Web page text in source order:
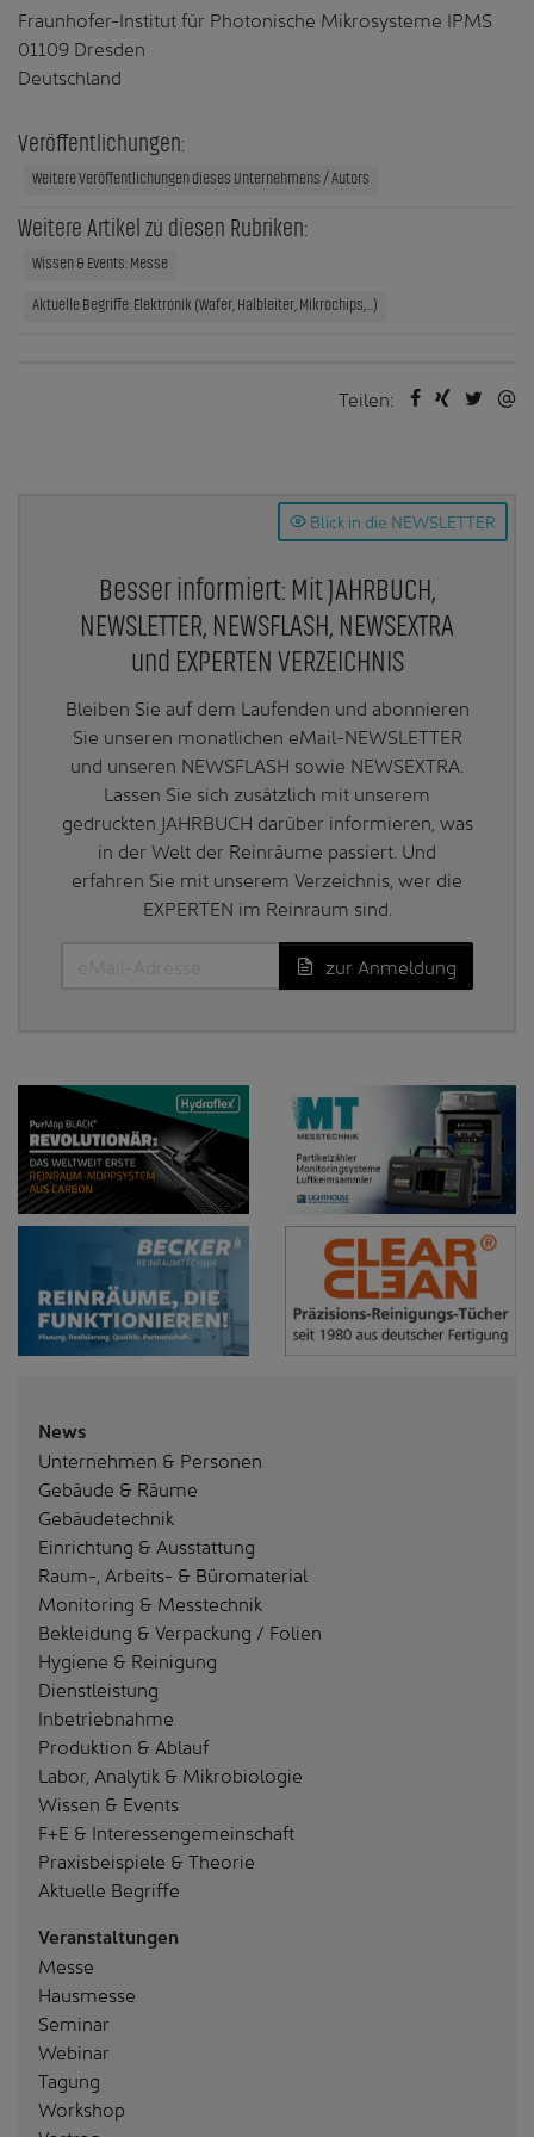
Fraunhofer-Institut für Photonische Mikrosysteme IPMS
01109 Dresden
Deutschland
Veröffentlichungen:
Weitere Veröffentlichungen dieses Unternehmens / Autors
Weitere Artikel zu diesen Rubriken:
Wissen & Events: Messe
Aktuelle Begriffe: Elektronik (Wafer, Halbleiter, Mikrochips,...)
Teilen:
Blick in die NEWSLETTER
Besser informiert: Mit JAHRBUCH,
NEWSLETTER, NEWSFLASH, NEWSEXTRA
und EXPERTEN VERZEICHNIS
Bleiben Sie auf dem Laufenden und abonnieren
Sie unseren monatlichen eMail-NEWSLETTER
und unseren NEWSFLASH sowie NEWSEXTRA.
Lassen Sie sich zusätzlich mit unserem
gedruckten JAHRBUCH darüber informieren, was
in der Welt der Reinräume passiert. Und
erfahren Sie mit unserem Verzeichnis, wer die
EXPERTEN im Reinraum sind.
zur Anmeldung
News
Unternehmen & Personen
Gebäude & Räume
Gebäudetechnik
Einrichtung & Ausstattung
Raum-, Arbeits- & Büromaterial
Monitoring & Messtechnik
Bekleidung & Verpackung / Folien
Hygiene & Reinigung
Dienstleistung
Inbetriebnahme
Produktion & Ablauf
Labor, Analytik & Mikrobiologie
Wissen & Events
F+E & Interessengemeinschaft
Praxisbeispiele & Theorie
Aktuelle Begriffe
Veranstaltungen
Messe
Hausmesse
Seminar
Webinar
Tagung
Workshop